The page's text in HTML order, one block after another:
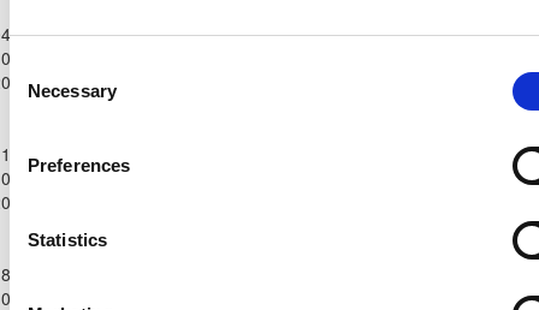
Consent
Selection
Necessary
Preferences
Statistics
Κατηγορία
Κ-15
Κατηγορία
Παίδων
Ανώτατη